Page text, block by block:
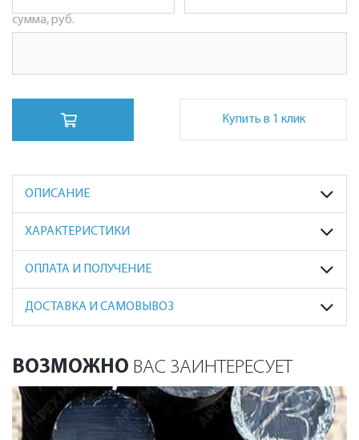
сумма, руб.
Купить в 1 клик
ОПИСАНИЕ
ХАРАКТЕРИСТИКИ
ОПЛАТА И ПОЛУЧЕНИЕ
ДОСТАВКА И САМОВЫВОЗ
ВОЗМОЖНО ВАС ЗАИНТЕРЕСУЕТ